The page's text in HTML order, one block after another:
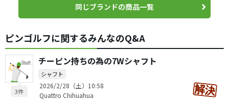
同じブランドの商品一覧
ピンゴルフに関するみんなのQ&A
3件
チーピン持ちの為の7Wシャフト
シャフト
2026/2/28（土）10:58
Quattro Chihuahua